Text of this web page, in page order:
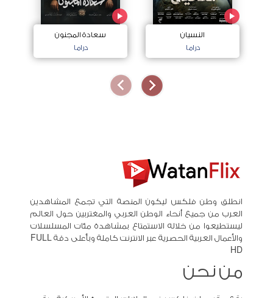
النسيان
دراما
سعادة المجنون
دراما
انطلق وطن فلكس ليكون المنصة التي تجمع المشاهدين
العرب من جميع أنحاء الوطن العربي والمغتربين حول العالم
ليستطيعوا من خلاله الاستمتاع بمشاهدة مئات المسلسلات
والأعمال العربية الحصرية عبر الانترنت كاملة وبأعلى دقة FULL
HD
من نحن